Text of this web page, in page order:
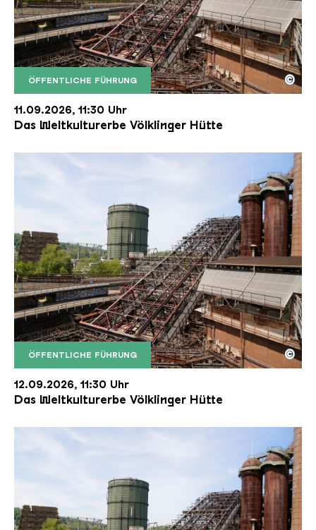
ÖFFENTLICHE FÜHRUNG
Der Erzschrägaufzug der Völklinger Hütte mit
Copyright: Weltkulturerbe Völklinger Hütte | Karl
©
11.09.2026, 11:30 Uhr
Das Weltkulturerbe Völklinger Hütte
ÖFFENTLICHE FÜHRUNG
Der Erzschrägaufzug der Völklinger Hütte mit
Copyright: Weltkulturerbe Völklinger Hütte | Karl
©
12.09.2026, 11:30 Uhr
Das Weltkulturerbe Völklinger Hütte